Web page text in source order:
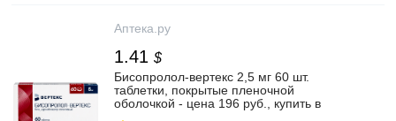
Аптека.ру
1.41 $
Бисопролол-вертекс 2,5 мг 60 шт.
таблетки, покрытые пленочной
оболочкой - цена 196 руб., купить в